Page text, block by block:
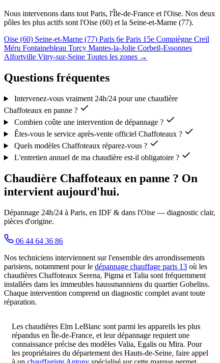
Nous intervenons dans tout Paris, l'Île-de-France et l'Oise. Nos deux
pôles les plus actifs sont l'Oise (60) et la Seine-et-Marne (77).
Oise (60) Seine-et-Marne (77) Paris 6e Paris 15e Compiègne Creil
Méru Fontainebleau Torcy Mantes-la-Jolie Corbeil-Essonnes
Alfortville Vitry-sur-Seine Toutes les zones →
Questions fréquentes
Intervenez-vous vraiment 24h/24 pour une chaudière
Chaffoteaux en panne ?
Combien coûte une intervention de dépannage ?
Êtes-vous le service après-vente officiel Chaffoteaux ?
Quels modèles Chaffoteaux réparez-vous ?
L'entretien annuel de ma chaudière est-il obligatoire ?
Chaudière Chaffoteaux en panne ? On
intervient aujourd'hui.
Dépannage 24h/24 à Paris, en IDF & dans l'Oise — diagnostic clair,
pièces d'origine.
06 44 64 36 86
Nos techniciens interviennent sur l'ensemble des arrondissements
parisiens, notamment pour le dépannage chauffage paris 13 où les
chaudières Chaffoteaux Serena, Pigma et Talia sont fréquemment
installées dans les immeubles haussmanniens du quartier Gobelins.
Chaque intervention comprend un diagnostic complet avant toute
réparation.
Les chaudières Elm LeBlanc sont parmi les appareils les plus
répandus en Île-de-France, et leur dépannage requiert une
connaissance précise des modèles Valia, Egalis ou Mira. Pour
les propriétaires du département des Hauts-de-Seine, faire appel